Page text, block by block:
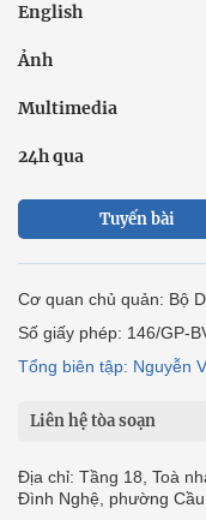
English
Ảnh
Multimedia
24h qua
Tuyến bài
Cơ quan chủ quản: Bộ
Số giấy phép: 146/GP-
Tổng biên tập: Nguyễn
Liên hệ tòa soạn
Địa chỉ: Tầng 18, Toà
Đình Nghệ, phường Cầu